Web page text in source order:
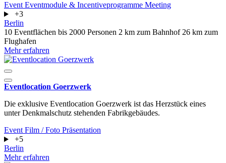
Event Eventmodule & Incentiveprogramme Meeting
+3
Berlin
10 Eventflächen bis 2000 Personen 2 km zum Bahnhof 26 km zum
Flughafen
Mehr erfahren
Eventlocation Goerzwerk
Die exklusive Eventlocation Goerzwerk ist das Herzstück eines
unter Denkmalschutz stehenden Fabrikgebäudes.
Event Film / Foto Präsentation
+5
Berlin
Mehr erfahren